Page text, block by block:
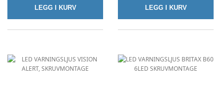
LEGG I KURV LEGG I KURV